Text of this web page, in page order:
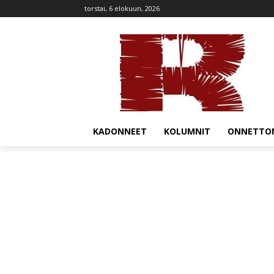
torstai, 6 elokuun, 2026
KADONNEET KOLUMNIT